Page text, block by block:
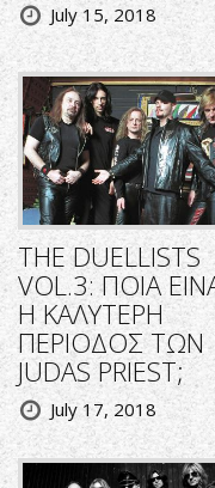
July 15, 2018
THE DUELLISTS
VOL.3: ΠΟΙΑ
Η ΚΑΛΥΤΕΡΗ
ΠΕΡΙΟΔΟΣ ΤΩΝ
JUDAS PRIEST;
July 17, 2018